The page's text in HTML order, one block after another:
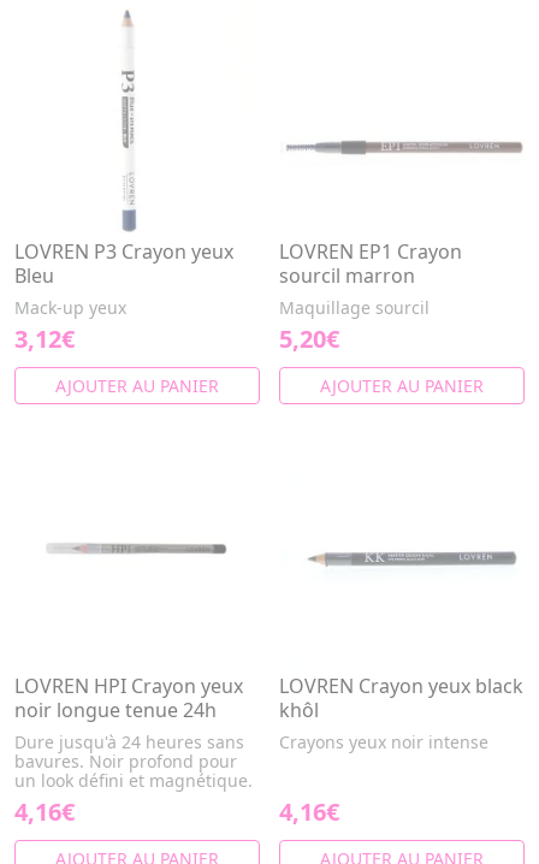
LOVREN P3 Crayon yeux
Bleu
Mack-up yeux
3,12€
AJOUTER AU PANIER
LOVREN EP1 Crayon
sourcil marron
Maquillage sourcil
5,20€
AJOUTER AU PANIER
LOVREN HPI Crayon yeux
noir longue tenue 24h
Dure jusqu'à 24 heures sans
bavures. Noir profond pour
un look défini et magnétique.
4,16€
AJOUTER AU PANIER
LOVREN Crayon yeux black
khôl
Crayons yeux noir intense
4,16€
AJOUTER AU PANIER